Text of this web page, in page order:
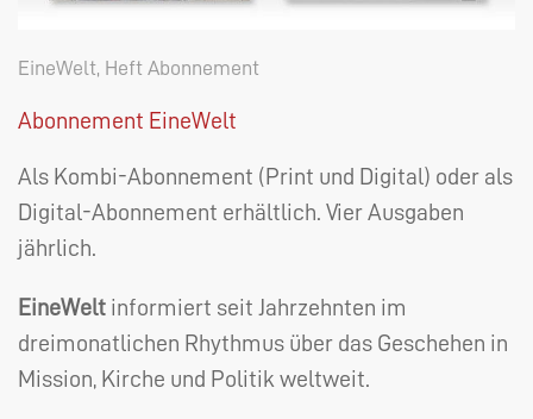
EineWelt, Heft Abonnement
Abonnement EineWelt
Als Kombi-Abonnement (Print und Digital) oder als
Digital-Abonnement erhältlich. Vier Ausgaben
jährlich.
EineWelt informiert seit Jahrzehnten im
dreimonatlichen Rhythmus über das Geschehen in
Mission, Kirche und Politik weltweit.